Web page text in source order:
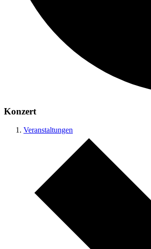
Konzert
Veranstaltungen